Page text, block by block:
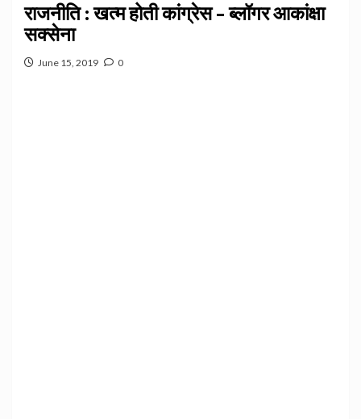
राजनीति : खत्म होती कांग्रेस – ब्लॉगर आकांक्षा
सक्सेना
June 15, 2019 0